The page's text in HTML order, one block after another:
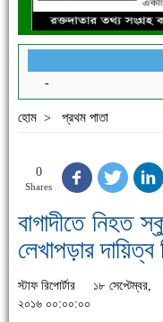
হোম > প্রথম পাতা
0
Shares
বাগাদীতে নিহত
লেখাপড়ার দায়িত্ব
স্টাফ রিপোর্টার
১৮ সেপ্টেম্বর,
২০১৬ ০০:০০:০০